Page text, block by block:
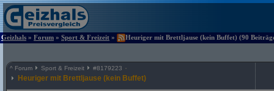
Geizhals » Forum » Sport & Freizeit » Heuriger mit Brettljause (kein Buffet) (90
^ Forum Sport & Freizeit #8179223
Heuriger mit Brettljause (kein Buffet)